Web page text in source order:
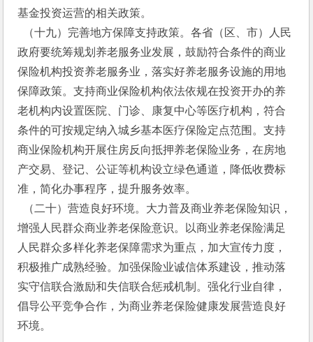
基金投资运营的相关政策。
（十九）完善地方保障支持政策。各省（区、市）人民
政府要统筹规划养老服务业发展，鼓励符合条件的商业
保险机构投资养老服务业，落实好养老服务设施的用地
保障政策。支持商业保险机构依法依规在投资开办的养
老机构内设置医院、门诊、康复中心等医疗机构，符合
条件的可按规定纳入城乡基本医疗保险定点范围。支持
商业保险机构开展住房反向抵押养老保险业务，在房地
产交易、登记、公证等机构设立绿色通道，降低收费标
准，简化办事程序，提升服务效率。
（二十）营造良好环境。大力普及商业养老保险知识，
增强人民群众商业养老保险意识。以商业养老保险满足
人民群众多样化养老保障需求为重点，加大宣传力度，
积极推广成熟经验。加强保险业诚信体系建设，推动落
实守信联合激励和失信联合惩戒机制。强化行业自律，
倡导公平竞争合作，为商业养老保险健康发展营造良好
环境。